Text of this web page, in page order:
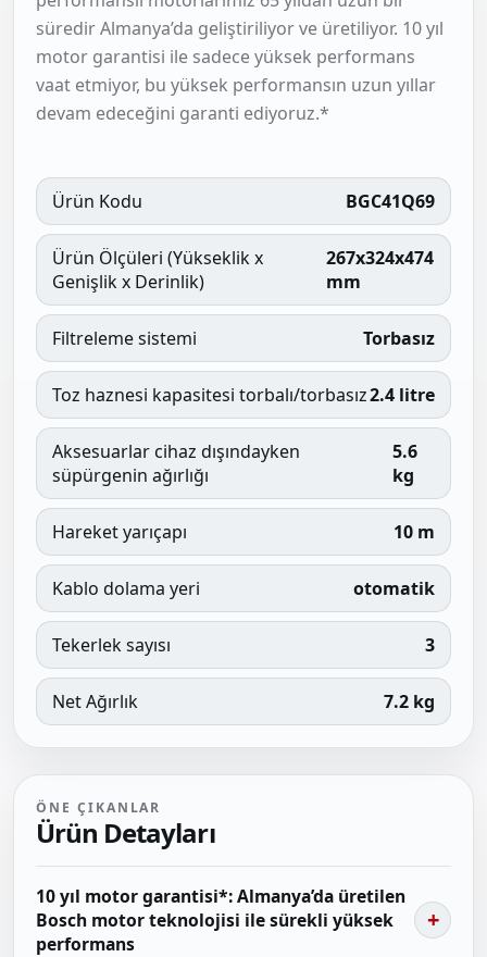
süredir Almanya’da geliştiriliyor ve üretiliyor. 10 yıl
motor garantisi ile sadece yüksek performans
vaat etmiyor, bu yüksek performansın uzun yıllar
devam edeceğini garanti ediyoruz.*
Ürün Kodu BGC41Q69
Ürün Ölçüleri (Yükseklik x
Genişlik x Derinlik)
267x324x474
mm
Filtreleme sistemi Torbasız
Toz haznesi kapasitesi torbalı/torbasız2.4 litre
Aksesuarlar cihaz dışındayken
süpürgenin ağırlığı
5.6
kg
Hareket yarıçapı 10 m
Kablo dolama yeri otomatik
Tekerlek sayısı 3
Net Ağırlık 7.2 kg
ÖNE ÇIKANLAR
Ürün Detayları
10 yıl motor garantisi*: Almanya’da üretilen
Bosch motor teknolojisi ile sürekli yüksek
performans